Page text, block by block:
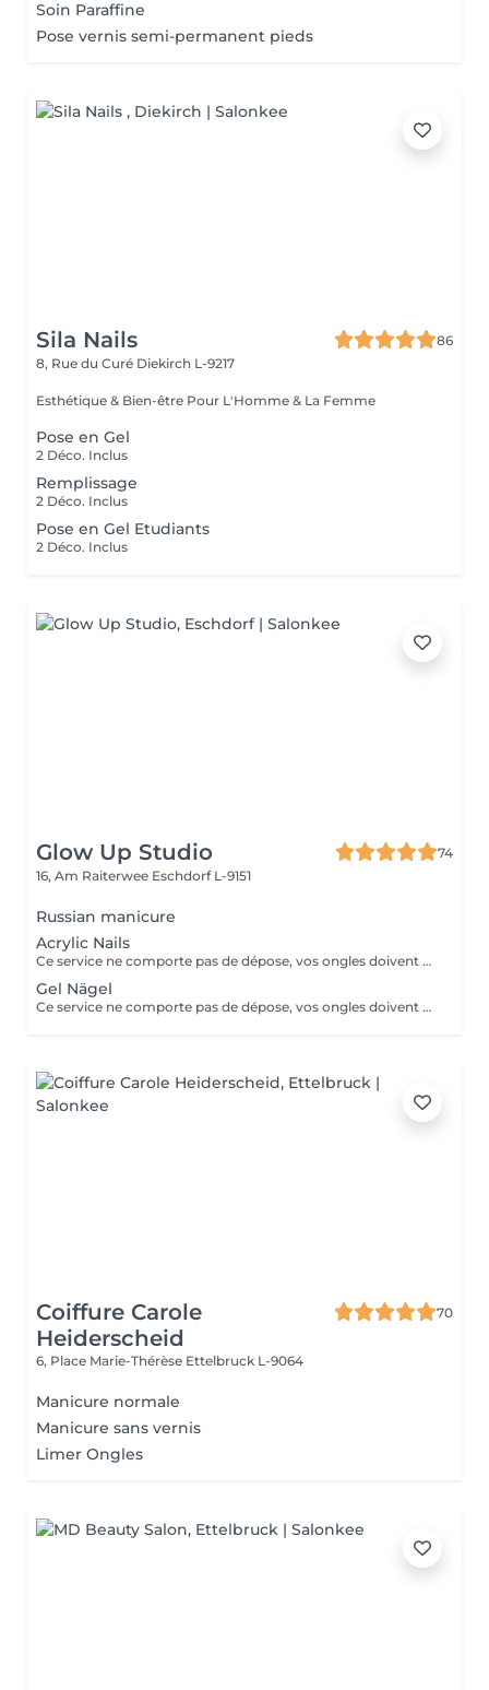
Soin Paraffine
Pose vernis semi-permanent pieds
Sila Nails
86
8, Rue du Curé Diekirch L-9217
Esthétique & Bien-être Pour L'Homme & La Femme
Pose en Gel
2 Déco. Inclus
Remplissage
2 Déco. Inclus
Pose en Gel Etudiants
2 Déco. Inclus
Glow Up Studio
74
16, Am Raiterwee Eschdorf L-9151
Russian manicure
Acrylic Nails
Ce service ne comporte pas de dépose, vos ongles doivent être nu pour ce service si vos ongles nécessite une dépose veuillez choisir la "Dépose ancienne pose" merci. Les décorations d'ongles ne sont pas incluses dans cette prestation et doivent être réservées séparément!
Gel Nägel
Ce service ne comporte pas de dépose, vos ongles doivent être nu pour ce service si vos ongles nécessite une dépose veuillez choisir la "Dépose ancienne pose". Les décorations d'ongles ne sont pas incluses dans cette prestation et doivent être réservées séparément!
Coiffure Carole
Heiderscheid
70
6, Place Marie-Thérèse Ettelbruck L-9064
Manicure normale
Manicure sans vernis
Limer Ongles